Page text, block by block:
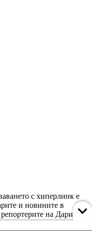
с хиперлинк е
и новините в
на Дарик
Снимки: Дарик